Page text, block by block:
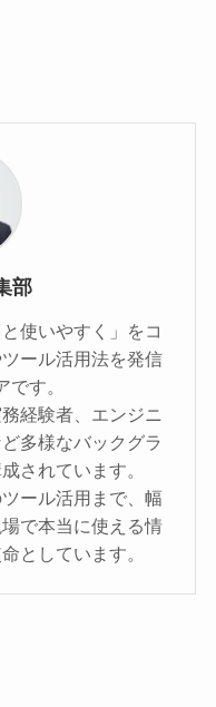
部
使いやすく」をコ
ール活用法を発信
す。
経験者、エンジニ
多様なバックグラ
されています。
ール活用まで、幅
で本当に使える情
としています。